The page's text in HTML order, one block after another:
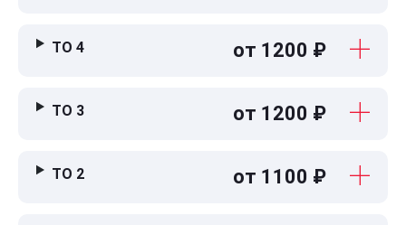
ТО 4 от 1200 ₽
ТО 3 от 1200 ₽
ТО 2 от 1100 ₽